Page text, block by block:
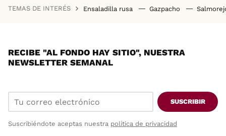
TEMAS DE INTERÉS Ensaladilla rusa Gazpacho
RECIBE "AL FONDO HAY SITIO", NUESTRA
NEWSLETTER SEMANAL
SUSCRIBIR
Suscribiéndote aceptas nuestra política de privacidad